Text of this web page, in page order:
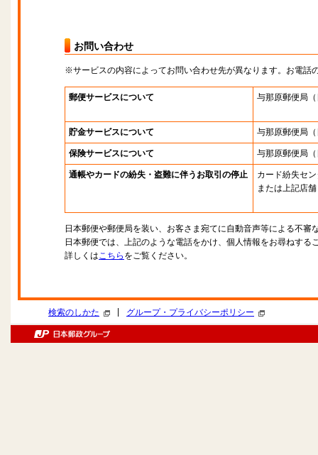
お問い合わせ
※サービスの内容によってお問い合わせ先が異なります。お電話
郵便サービスについて 与那原郵便局
貯金サービスについて 与那原郵便局
保険サービスについて 与那原郵便局
通帳やカードの紛失・盗難に伴うお取引の停止
カード紛失セ
または上記店舗
日本郵便や郵便局を装い、お客さま宛てに自動音声等による不審
日本郵便では、上記のような電話をかけ、個人情報をお尋ねする
詳しくはこちら をご覧ください。
検索のしかた グループ・プライバシーポリシー